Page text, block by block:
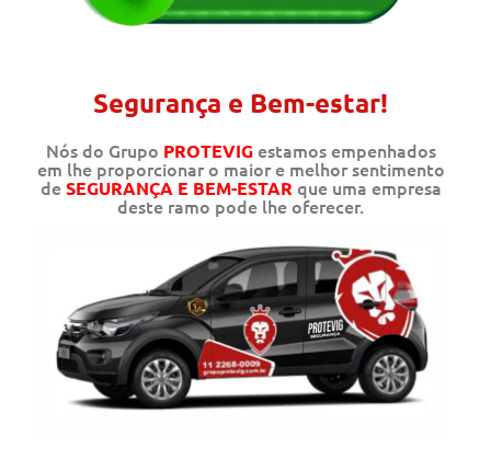
Segurança e Bem-estar!
Nós do Grupo PROTEVIGestamos empenhados
em lhe proporcionar o maior e melhor sentimento
deSEGURANÇA E BEM-ESTAR que uma empresa
deste ramo pode lhe oferecer.